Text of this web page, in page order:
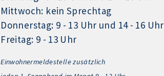
Mittwoch: kein Sprechtag
Donnerstag: 9 - 13 Uhr und 14 - 16 Uhr
Freitag: 9 - 13 Uhr
Einwohnermeldestelle zusätzlich